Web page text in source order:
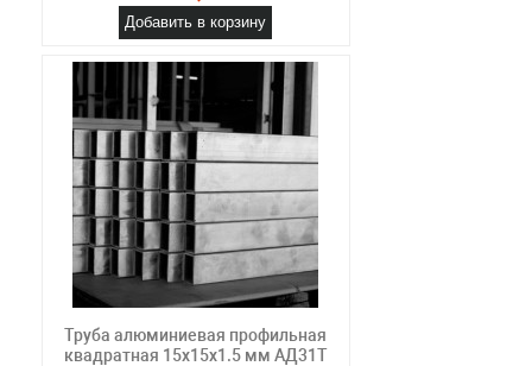
Добавить в корзину
Труба алюминиевая профильная
квадратная 15х15х1.5 мм АД31Т